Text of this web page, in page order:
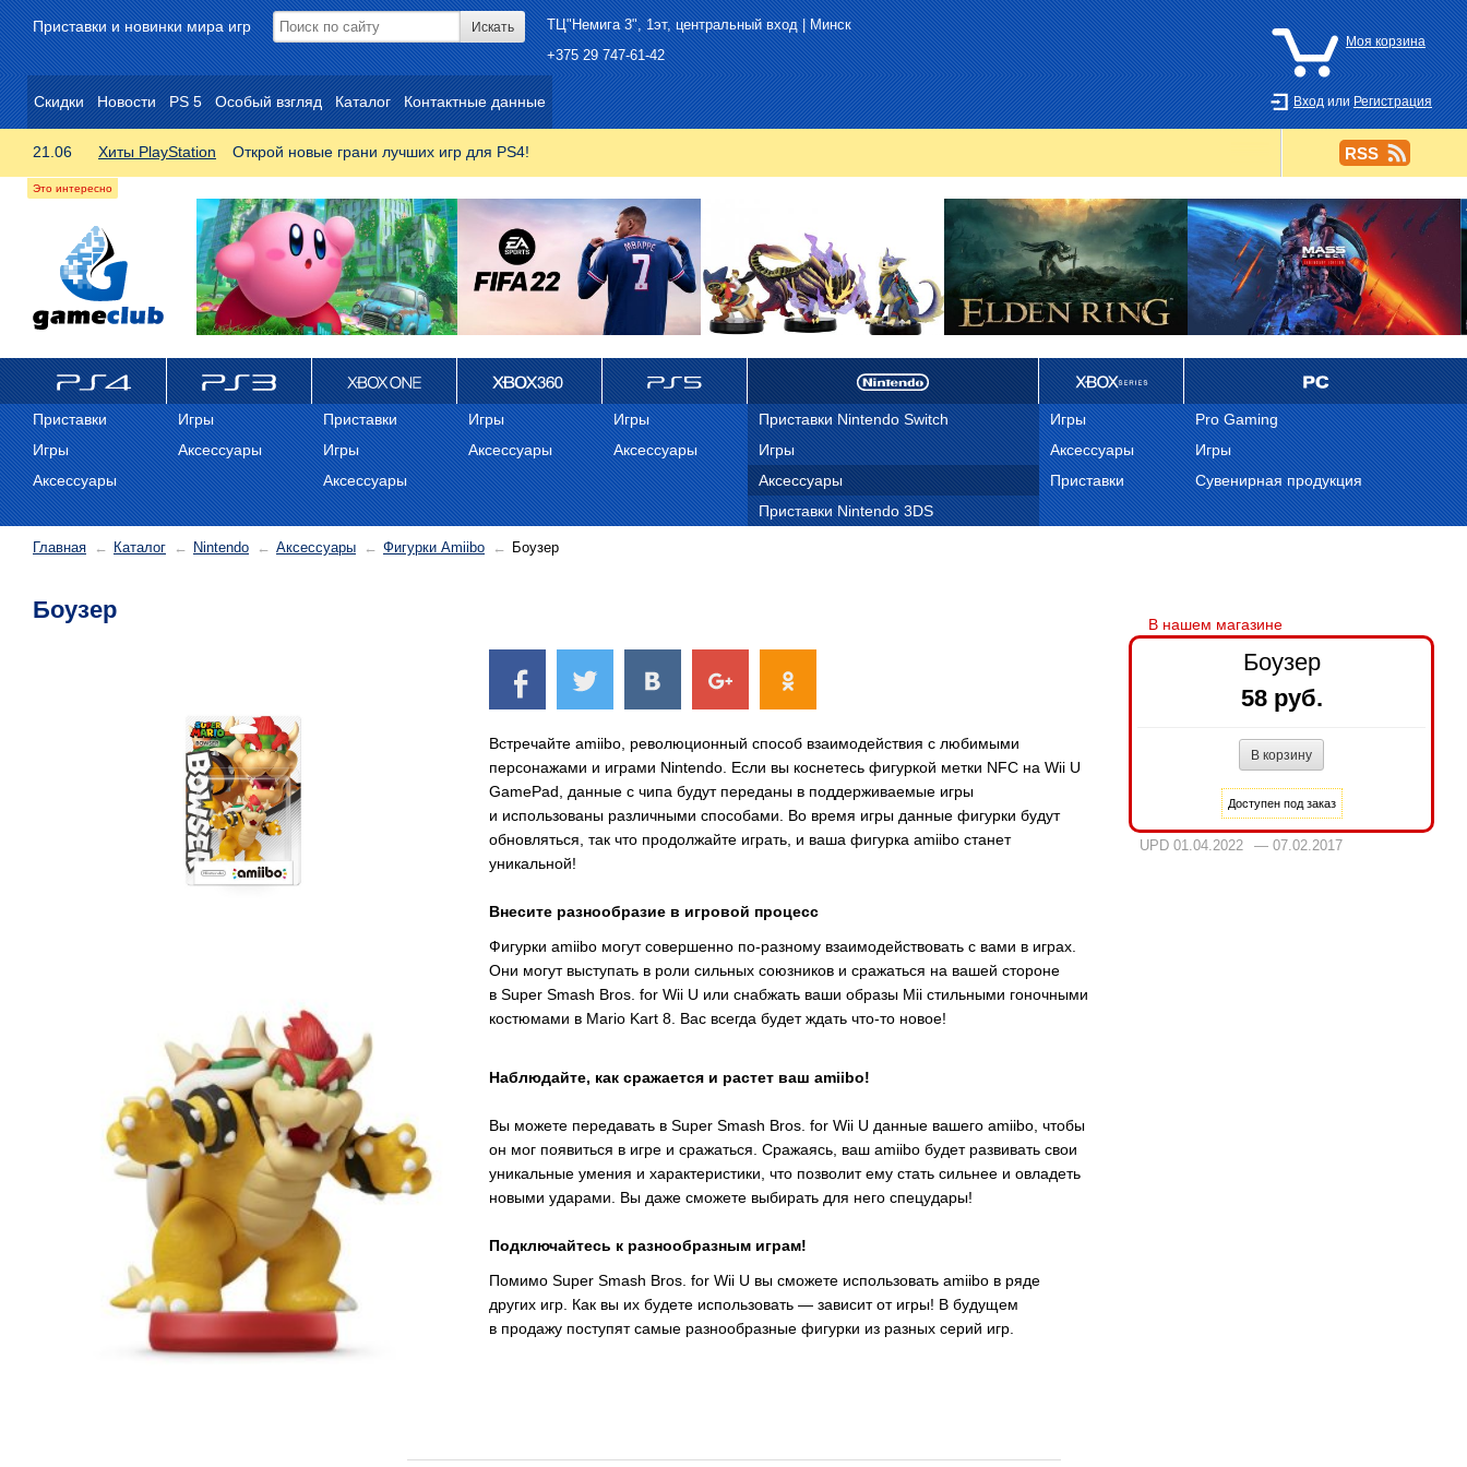
Приставки и новинки мира игр
ТЦ"Немига 3", 1эт, центральный вход | Минск
+375 29 747-61-42
Моя корзина
ВходилиРегистрация
Скидки Новости PS 5 Особый взгляд Каталог Контактные данные
21.06 Хиты PlayStation Открой новые грани лучших игр для PS4! RSS
ps4
Приставки
Игры
Аксессуары
PS3
Игры
Аксессуары
Xbox One
Приставки
Игры
Аксессуары
Xbox 360
Игры
Аксессуары
ps 5
Игры
Аксессуары
Приставки Nintendo Switch
Игры
Аксессуары
Приставки Nintendo 3DS
Ретро
Игры
Аксессуары
Приставки
PC
Pro Gaming
Игры
Сувенирная продукция
Главная Каталог Nintendo Аксессуары Фигурки Amiibo Боузер
Боузер
Встречайте amiibo, революционный способ взаимодействия с любимыми
персонажами и играми Nintendo. Если вы коснетесь фигуркой метки NFC на Wii U
GamePad, данные с чипа будут переданы в поддерживаемые игры
и использованы различными способами. Во время игры данные фигурки будут
обновляться, так что продолжайте играть, и ваша фигурка amiibo станет
уникальной!
Внесите разнообразие в игровой процесс
Фигурки amiibo могут совершенно по-разному взаимодействовать с вами в играх.
Они могут выступать в роли сильных союзников и сражаться на вашей стороне
в Super Smash Bros. for Wii U или снабжать ваши образы Mii стильными гоночными
костюмами в Mario Kart 8. Вас всегда будет ждать что-то новое!
Наблюдайте, как сражается и растет ваш amiibo!
Вы можете передавать в Super Smash Bros. for Wii U данные вашего amiibo, чтобы
он мог появиться в игре и сражаться. Сражаясь, ваш amiibo будет развивать свои
уникальные умения и характеристики, что позволит ему стать сильнее и овладеть
новыми ударами. Вы даже сможете выбирать для него спецудары!
Подключайтесь к разнообразным играм!
Помимо Super Smash Bros. for Wii U вы сможете использовать amiibo в ряде
других игр. Как вы их будете использовать — зависит от игры! В будущем
в продажу поступят самые разнообразные фигурки из разных серий игр.
Боузер
58 руб.
UPD 01.04.2022 — 07.02.2017